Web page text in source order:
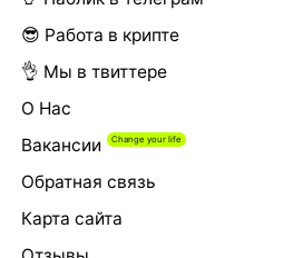
😎 Работа в крипте
👌 Мы в твиттере
О Нас
Вакансии
Обратная связь
Карта сайта